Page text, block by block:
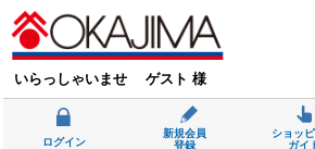
いらっしゃいませ ゲスト 様
ログイン
新規会員
登録
ショッ
ガイ